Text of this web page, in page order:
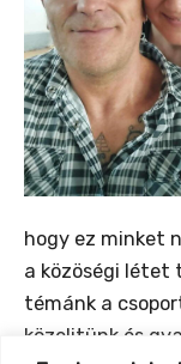
hogy ez minket
a közöségi létet
témánk a
közelitünk és